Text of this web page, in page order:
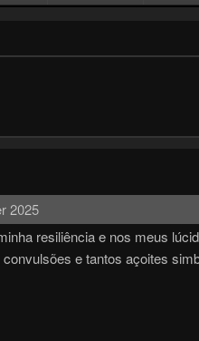
2025
resiliência e nos meus
e tantos açoites